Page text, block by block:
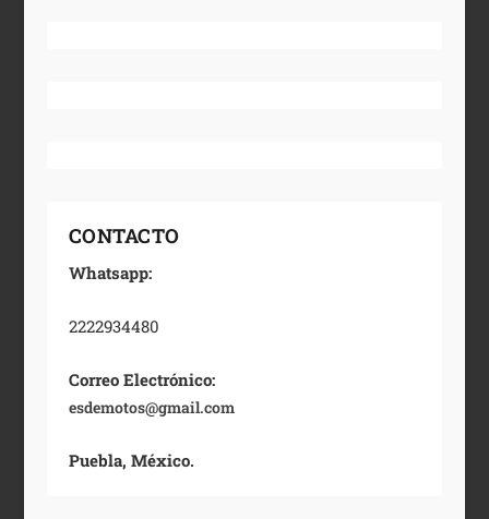
CONTACTO
Whatsapp:
2222934480
Correo Electrónico:
esdemotos@gmail.com
Puebla, México.